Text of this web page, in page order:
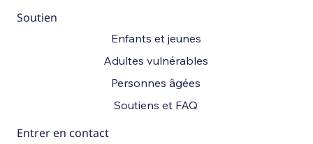
Soutien
Enfants et jeunes
Adultes vulnérables
Personnes âgées
Soutiens et FAQ
Entrer en contact